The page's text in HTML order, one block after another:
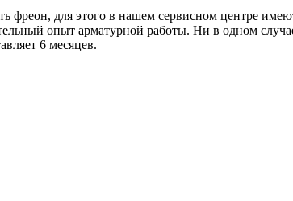
фреон, для этого в нашем сервисном центре
опыт арматурной работы. Ни в одном
6 месяцев.